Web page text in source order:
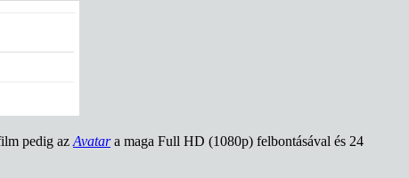
pedig az Avatara maga Full HD (1080p) felbontásával és 24